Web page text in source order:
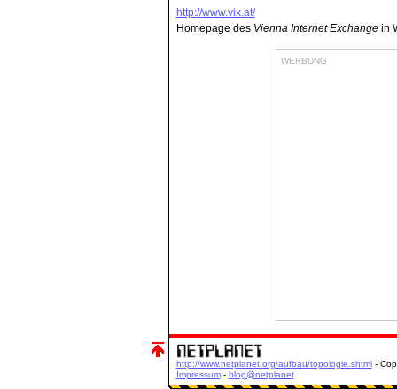
http://www.vix.at/
Homepage des Vienna Internet Exchangein
WERBUNG
http://www.netplanet.org/aufbau/topologie.shtml-
Impressum- blog@netplanet